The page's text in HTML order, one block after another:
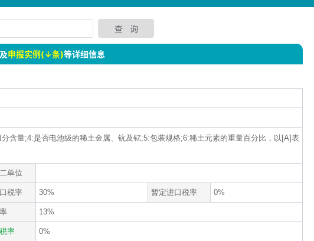
申报实例(↓条)等详细信息
含量;4:是否电池级的稀土金属、钪及钇;5:包装规格;6:稀土元素的重量百分比，以[A]表
单位
税率 30% 暂定进口税率 0%
13%
率 0%